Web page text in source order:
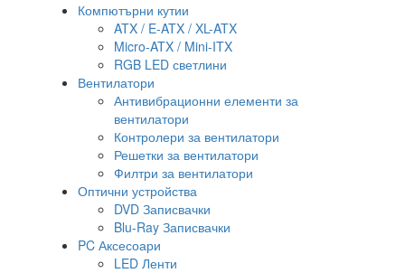
Компютърни кутии
ATX / E-ATX / XL-ATX
Micro-ATX / Mini-ITX
RGB LED светлини
Вентилатори
Антивибрационни елементи за
вентилатори
Контролери за вентилатори
Решетки за вентилатори
Филтри за вентилатори
Оптични устройства
DVD Записвачки
Blu-Ray Записвачки
PC Аксесоари
LED Ленти